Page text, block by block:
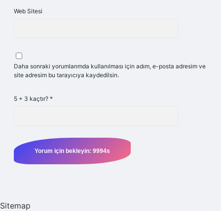
Web Sitesi
Daha sonraki yorumlarımda kullanılması için adım, e-posta adresim ve
site adresim bu tarayıcıya kaydedilsin.
5 + 3 kaçtır? *
Sitemap